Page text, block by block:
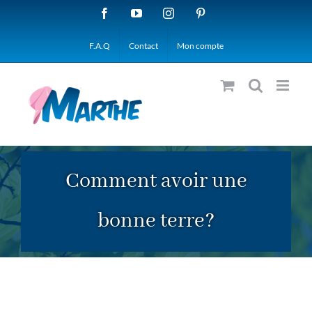
FacebookYouTubeInstagram
F.A.Q Contact Mon compte
Comment avoir une
bonne terre?